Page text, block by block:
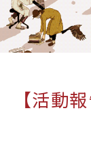
【活動